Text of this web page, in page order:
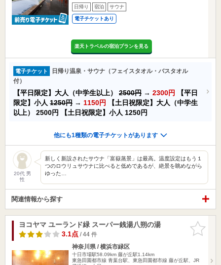
日帰り 宿泊 サウナ
電子チケットあり
楽天トラベルの宿泊プランを見る
電子チケット
日帰り温泉・サウナ（フェイスタオル・バスタオル
付）
【平日限定】大人（中学生以上） 2500円 → 2300円
【平日
限定】小人 1250円 → 1150円
【土日祝限定】大人（中学生
以上） 2500円 【土日祝限定】小人 1250円
他にも1種類の電子チケットがあります
20代 男
性
新しく新設されたサウナ「富嶽蒸景」は最高。温度設定はもう１
つのロウリュサウナに比べると低めであるが、絶景を眺めながら
ゆった…
関連情報から探す
お気に入
りに追加
ヨコヤマ ユーランド緑 スーパー銭湯八朔の湯
3.1点/ 44 件
神奈川県 / 横浜市緑区
十日市場駅58.09km 藤が丘駅1.14km
東急田園都市線 青葉台駅、東急田園都市線 藤が丘駅、JR